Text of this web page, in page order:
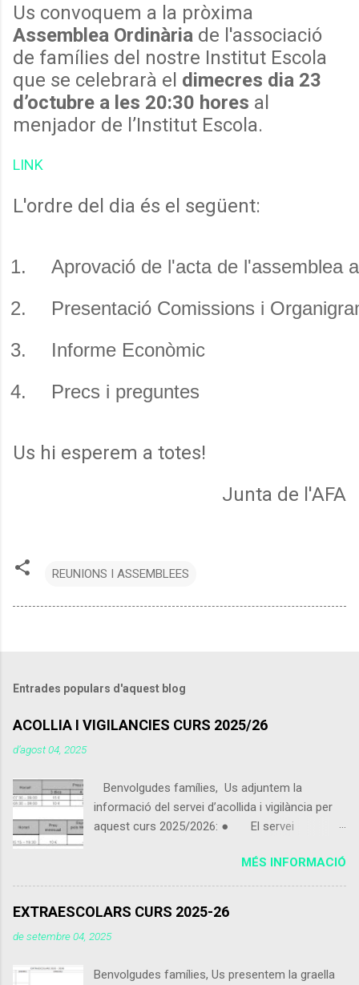
Us convoquem a la pròxima
Assemblea Ordinària de l'associació
de famílies del nostre Institut Escola
que se celebrarà el dimecres dia 23
d’octubre a les 20:30 hores al
menjador de l’Institut Escola.
LINK
L'ordre del dia és el següent:
Aprovació de l'acta de l'assemblea
Presentació Comissions i
Informe Econòmic
Precs i preguntes
Us hi esperem a totes!
Junta de l'AFA
REUNIONS I ASSEMBLEES
Entrades populars d'aquest blog
ACOLLIA I VIGILANCIES CURS 2025/26
d’agost 04, 2025
Benvolgudes famílies, Us adjuntem la
informació del servei d’acollida i vigilància per
aquest curs 2025/2026: ● El servei
setembre 2025. ● Els alumnes que vinguin
de 07:30 a 09:00 podran portar alguna cosa per
vigilància de dimecres 15:15 a 16:30 encara que
alumnes inscrits matí curt que vinguin abans de
MÉS INFORMACIÓ
EXTRAESCOLARS CURS 2025-26
de setembre 04, 2025
Benvolgudes famílies, Us presentem la graella